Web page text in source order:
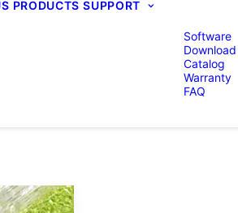
PRODUCTS SUPPORT
Software
Download
Catalog
Warranty
FAQ